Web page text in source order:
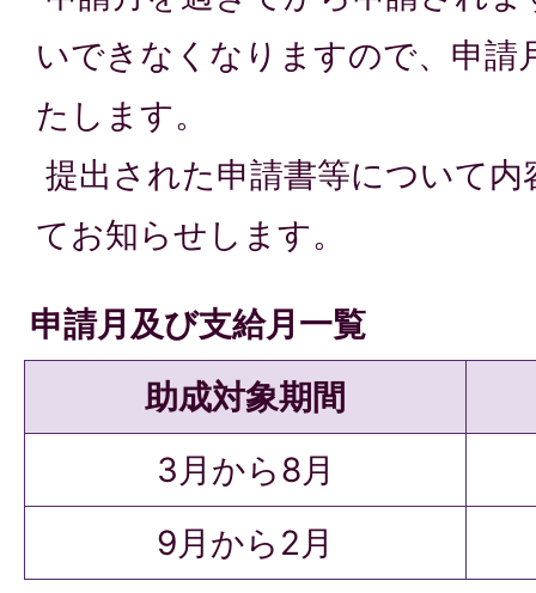
いできなくなりますので、申請
たします。
提出された申請書等について
てお知らせします。
申請月及び支給月一覧
助成対象期間
3月から8月
9月から2月